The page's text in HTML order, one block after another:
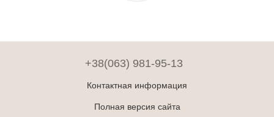
+38(063) 981-95-13
Контактная информация
Полная версия сайта